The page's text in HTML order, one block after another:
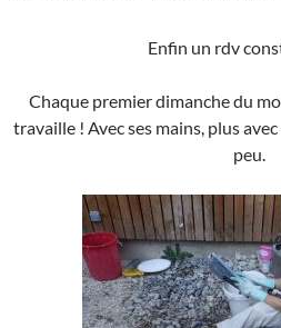
Enfin un rdv
Chaque premier dimanche du
travaille ! Avec ses mains, plus
peu.